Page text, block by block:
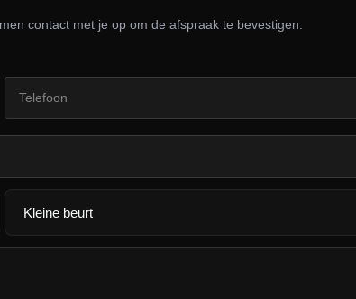
contact met je op om de afspraak te bevestigen.